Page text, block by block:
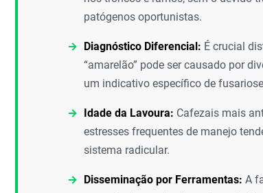
patógenos oportunistas.
Diagnóstico Diferencial: É crucial
“amarelão” pode ser causado por
um indicativo específico de
Idade da Lavoura: Cafezais mais
estresses frequentes de manejo
sistema radicular.
Disseminação por Ferramentas: A